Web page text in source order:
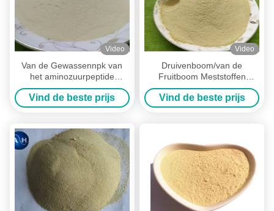
Video
Van de Gewassennpk van
het aminozuurpeptide
Chelated Kalium Complexe
Meststoffen
Vind de beste prijs
Video
Druivenboom/van de
Fruitboom Meststoffen
Organische Aminozuur
Chelated Mineralen
Vind de beste prijs